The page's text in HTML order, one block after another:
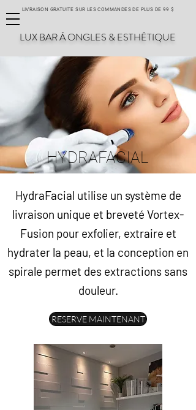
LIVRAISON GRATUITE SUR LES COMMANDES DE PLUS DE 99 $
LUX BAR À ONGLES & ESTHÉTIQUE
HYDRAFACIAL
HydraFacial utilise un système de
livraison unique et breveté Vortex-
Fusion pour exfolier, extraire et
hydrater la peau, et la conception en
spirale permet des extractions sans
douleur.
RESERVE MAINTENANT